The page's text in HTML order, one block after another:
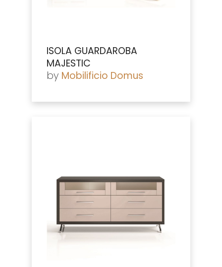
ISOLA GUARDAROBA
MAJESTIC
by Mobilificio Domus